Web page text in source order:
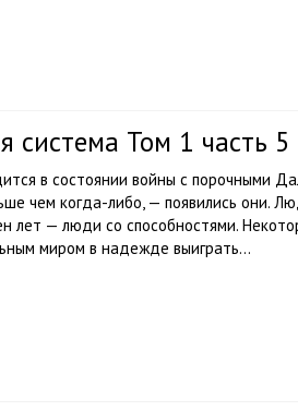
система Том 1 часть
в состоянии войны с порочными
чем когда-либо, — появились они.
лет — люди со способностями.
миром в надежде выиграть...